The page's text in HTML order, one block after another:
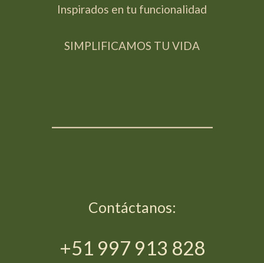
Inspirados en tu funcionalidad
SIMPLIFICAMOS TU VIDA
Contáctanos:
+51 997 913 828